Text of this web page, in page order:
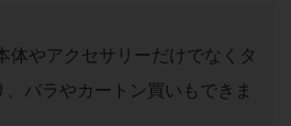
体やアクセサリーだけでなくタ
バラやカートン買いもできま